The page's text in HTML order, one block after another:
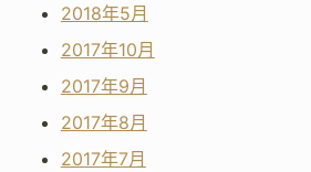
2018年5月
2017年10月
2017年9月
2017年8月
2017年7月